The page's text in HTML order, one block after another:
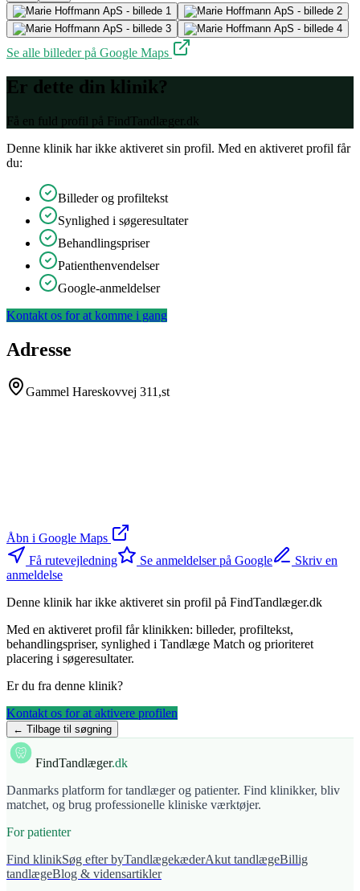
Se alle billeder på Google Maps
Er dette din klinik?
Få en fuld profil på FindTandlæger.dk
Denne klinik har ikke aktiveret sin profil. Med en aktiveret profil får
du:
Billeder og profiltekst
Synlighed i søgeresultater
Behandlingspriser
Patienthenvendelser
Google-anmeldelser
Kontakt os for at komme i gang
Adresse
Gammel Hareskovvej 311,st
Åbn i Google Maps
Få rutevejledning
Se anmeldelser på Google
Skriv en
anmeldelse
Denne klinik har ikke aktiveret sin profil på FindTandlæger.dk
Med en aktiveret profil får klinikken: billeder, profiltekst,
behandlingspriser, synlighed i Tandlæge Match og prioriteret
placering i søgeresultater.
Er du fra denne klinik?
Kontakt os for at aktivere profilen
← Tilbage til søgning
FindTandlæger.dk
Danmarks platform for tandlæger og patienter. Find klinikker, bliv
matchet, og brug professionelle kliniske værktøjer.
For patienter
Find klinikSøg efter byTandlægekæderAkut tandlægeBillig
tandlægeBlog & vidensartikler